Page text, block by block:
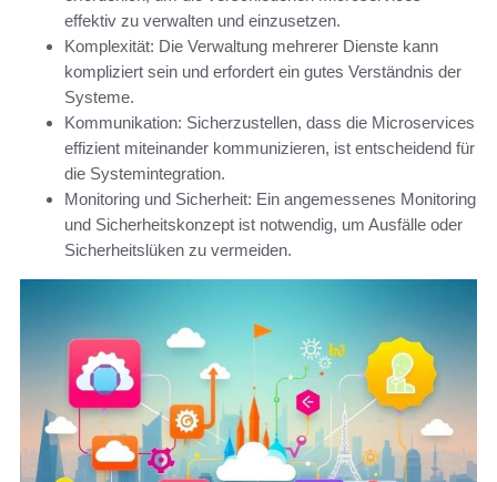
effektiv zu verwalten und einzusetzen.
Komplexität: Die Verwaltung mehrerer Dienste kann
kompliziert sein und erfordert ein gutes Verständnis der
Systeme.
Kommunikation: Sicherzustellen, dass die Microservices
effizient miteinander kommunizieren, ist entscheidend für
die Systemintegration.
Monitoring und Sicherheit: Ein angemessenes Monitoring
und Sicherheitskonzept ist notwendig, um Ausfälle oder
Sicherheitslüken zu vermeiden.